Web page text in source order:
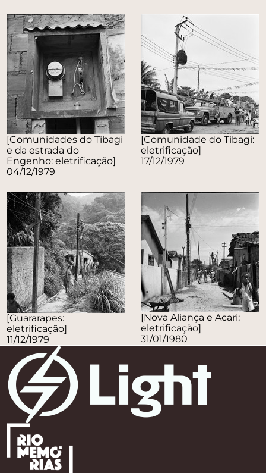
[Comunidades do Tibagi
e da estrada do
Engenho: eletrificação]
04/12/1979
[Comunidade do Tibagi:
eletrificação]
17/12/1979
[Guararapes:
eletrificação]
11/12/1979
[Nova Aliança e Acari:
eletrificação]
31/01/1980